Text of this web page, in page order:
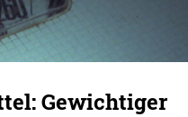
Gewichtiger